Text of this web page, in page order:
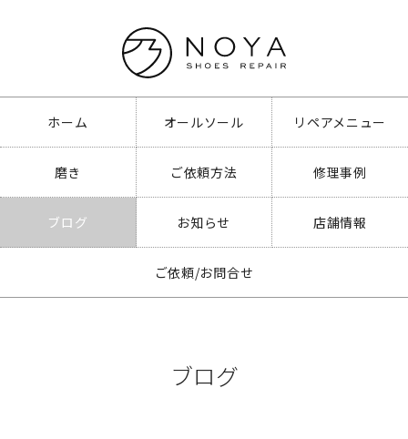
ホーム オールソール リペアメニュー
磨き ご依頼方法 修理事例
ブログ お知らせ 店舗情報
ご依頼/お問合せ
ブログ